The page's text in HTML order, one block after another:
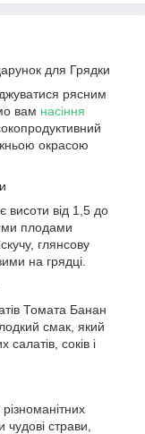
для Грядки
рясним
вам насіння
окрасою
висоти від 1,5 до
плодами
глянсову
на грядці.
Томата Банан
смак, який
соків і
страви,